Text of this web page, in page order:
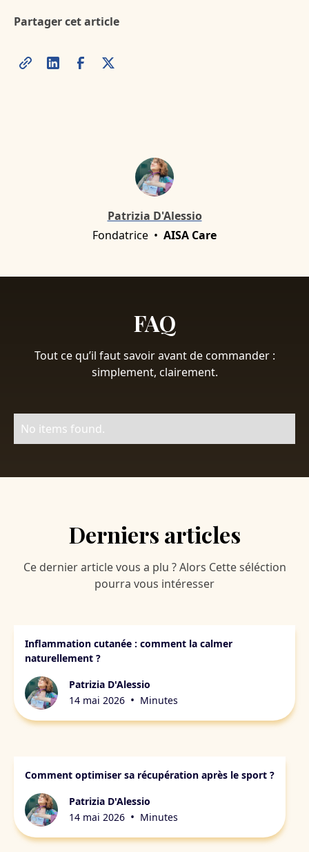
Partager cet article
Patrizia D'Alessio
Fondatrice • AISA Care
FAQ
Tout ce qu’il faut savoir avant de commander :
simplement, clairement.
No items found.
Derniers articles
Ce dernier article vous a plu ? Alors Cette séléction
pourra vous intéresser
Inflammation cutanée : comment la calmer
naturellement ?
Patrizia D'Alessio
14 mai 2026 • Minutes
Comment optimiser sa récupération après le sport ?
Patrizia D'Alessio
14 mai 2026 • Minutes